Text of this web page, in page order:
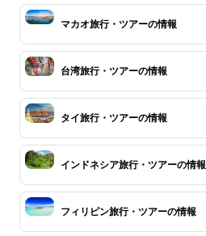
マカオ旅行・ツアーの情報
台湾旅行・ツアーの情報
タイ旅行・ツアーの情報
インドネシア旅行・ツアーの情報
フィリピン旅行・ツアーの情報